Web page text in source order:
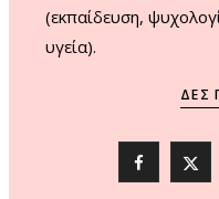
(εκπαίδευση,
υγεία).
ΔΕΣ
F
X